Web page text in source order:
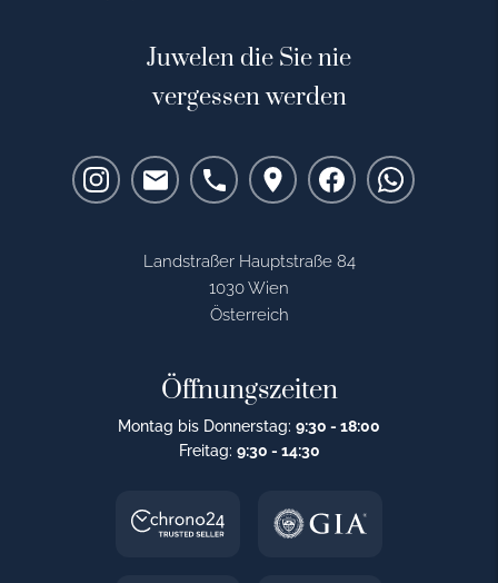
Juwelen die Sie nie
vergessen werden
Landstraßer Hauptstraße 84
1030 Wien
Österreich
Öffnungszeiten
Montag bis Donnerstag: 9:30 - 18:00
Freitag: 9:30 - 14:30